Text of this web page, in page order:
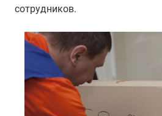
сотрудников.